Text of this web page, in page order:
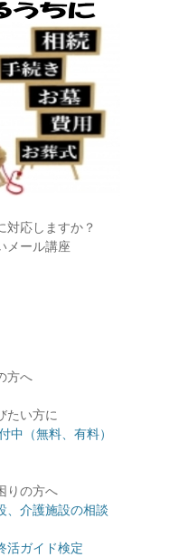
対応しますか？
メール講座
方へ
たい方に
中（無料、有料）
りの方へ
、介護施設の相談
活ガイド検定